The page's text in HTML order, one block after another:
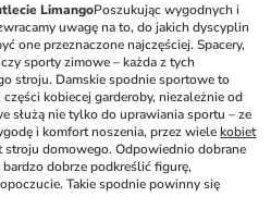
LimangoPoszukując wygodnych i
uwagę na to, do jakich dyscyplin
one przeznaczone najczęściej. Spacery,
sporty zimowe – każda z tych
stroju. Damskie spodnie sportowe to
kobiecej garderoby, niezależnie od
służą nie tylko do uprawiania sportu – ze
i komfort noszenia, przez wiele kobiet
stroju domowego. Odpowiednio dobrane
dobrze podkreślić figurę,
Takie spodnie powinny się